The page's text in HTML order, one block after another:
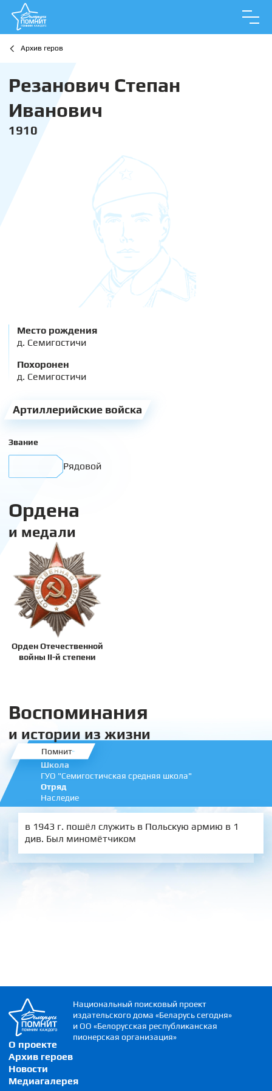
Архив геров
Резанович Степан
Иванович
1910
Место рождения
д. Семигостичи
Похоронен
д. Семигостичи
Артиллерийские войска
Звание
Рядовой
Ордена
и медали
Орден Отечественной
войны II-й степени
Воспоминания
и истории из жизни
Помнит
Школа
ГУО "Семигостичская средняя школа"
Отряд
Наследие
в 1943 г. пошёл служить в Польскую армию в 1
див. Был миномётчиком
О проекте
Архив героев
Новости
Медиагалерея
Национальный поисковый проект
издательского дома «Беларусь сегодня»
и ОО «Белорусская республиканская
пионерская организация»